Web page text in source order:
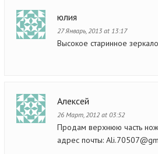
юлия
27 Январь, 2013 at 13:17
Высокое старинное
Алексей
26 Март, 2012 at 03:52
Продам верхнюю часть
адрес почты: